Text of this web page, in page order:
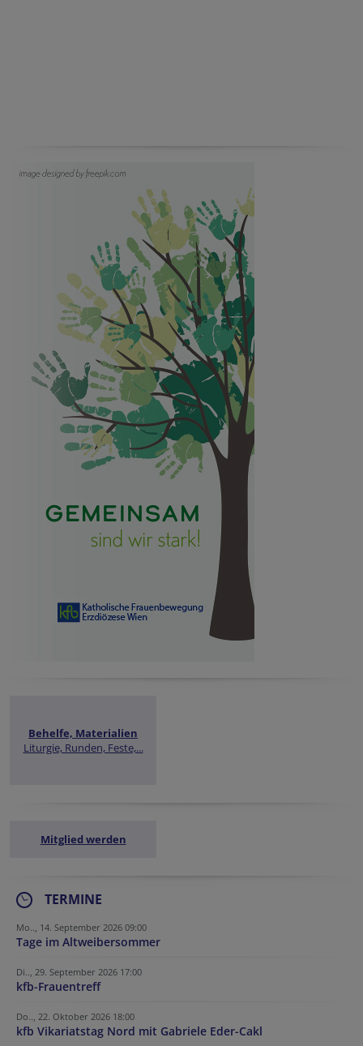
Behelfe, Materialien
Liturgie, Runden, Feste,...
Mitglied werden
TERMINE
Mo.., 14. September 2026 09:00
Tage im Altweibersommer
Di.., 29. September 2026 17:00
kfb-Frauentreff
Do.., 22. Oktober 2026 18:00
kfb Vikariatstag Nord mit Gabriele Eder-Cakl